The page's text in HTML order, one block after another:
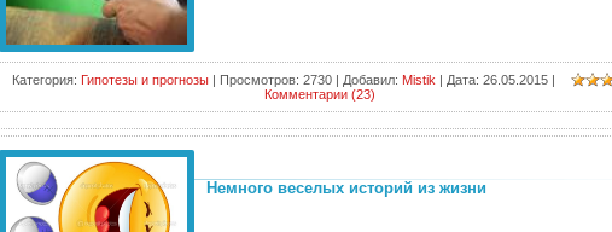
Категория: Гипотезы и прогнозы | Просмотров: 2730 | Добавил: Mistik | Дата: 26.05.2015 |
Комментарии (23)
Немного веселых историй из жизни